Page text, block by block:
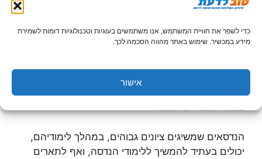
כדי לשפר את חוויית המשתמש, אנו משתמשים בעוגיות וטכנולוגיות דומות לשמירת
מידע במכשיר. שימוש באתר מהווה הסכמה לכך.
אישור
לסיכום המאמר,הנדסאיםשלמדו בתל אביב, בבית
ספר להנדסאים שנחשב לאיכותי, יכולים להשתלב
הנדסאי הוא אדם, בעל יכולת לפתור בעיות שונות,
בצורה טובה ויצירתית.
הנדסאים שמשיגים ציונים גבוהים, במהלך לימודיהם,
יכולים בעתיד להמשיך ללימודי הנדסה, ואף לתארים